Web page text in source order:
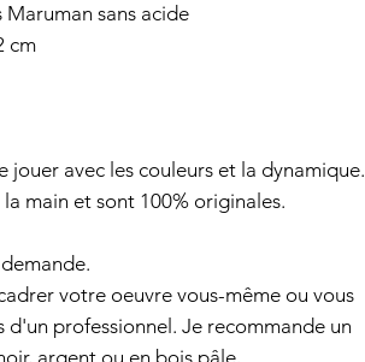
sans acide
cm
avec les couleurs et la dynamique.
main et sont 100% originales.
votre oeuvre vous-même ou vous
professionnel. Je recommande un
argent ou en bois pâle.